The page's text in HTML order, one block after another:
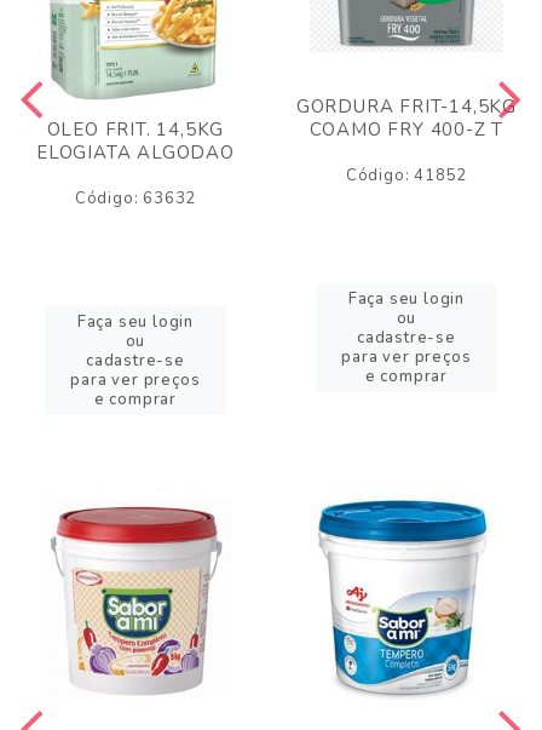
OLEO FRIT. 14,5KG
ELOGIATA ALGODAO
Código: 63632
Faça seu login
ou
cadastre-se
para ver preços
e comprar
GORDURA FRIT-14,5KG
COAMO FRY 400-Z T
Código: 41852
Faça seu login
ou
cadastre-se
para ver preços
e comprar